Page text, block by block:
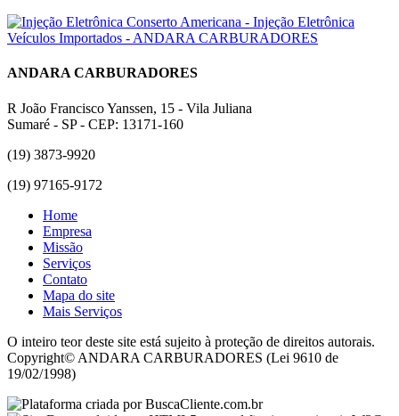
ANDARA CARBURADORES
R João Francisco Yanssen, 15 - Vila Juliana
Sumaré - SP - CEP: 13171-160
(19) 3873-9920
(19) 97165-9172
Home
Empresa
Missão
Serviços
Contato
Mapa do site
Mais Serviços
O inteiro teor deste site está sujeito à proteção de direitos autorais.
Copyright© ANDARA CARBURADORES (Lei 9610 de
19/02/1998)